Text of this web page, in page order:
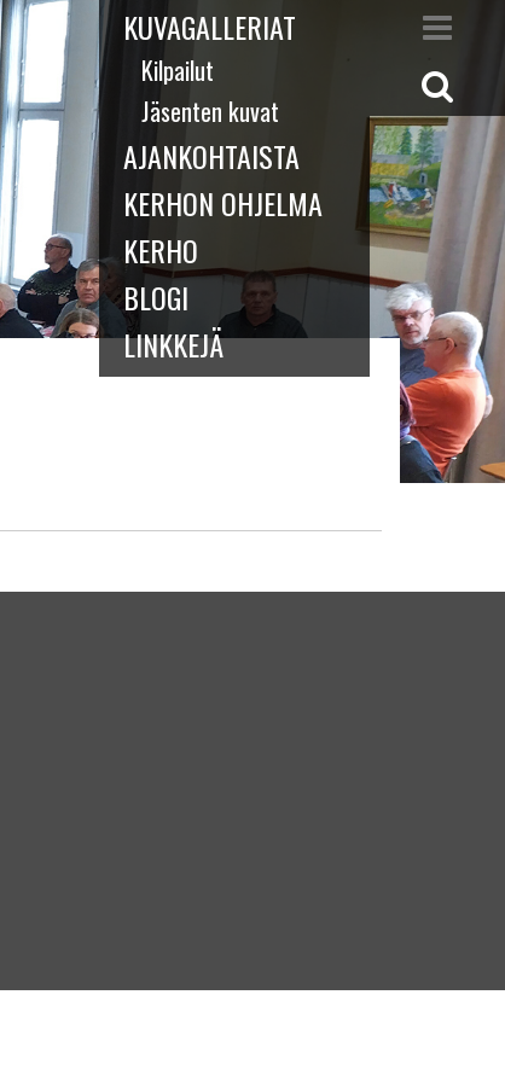
KUVAGALLERIAT
Kilpailut
Jäsenten kuvat
AJANKOHTAISTA
KERHON OHJELMA
KERHO
BLOGI
LINKKEJÄ